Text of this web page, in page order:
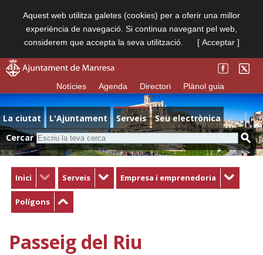
Aquest web utilitza galetes (cookies) per a oferir una millor
experiència de navegació. Si continua navegant pel web,
considerem que accepta la seva utilització.
[ Acceptar ]
Notícies Agenda Directori Plànol guia
La ciutat L'Ajuntament Serveis
Seu electrònica
Cercar
Inici Serveis Empresa i emprenedoria
Polígons
Passeig del Riu